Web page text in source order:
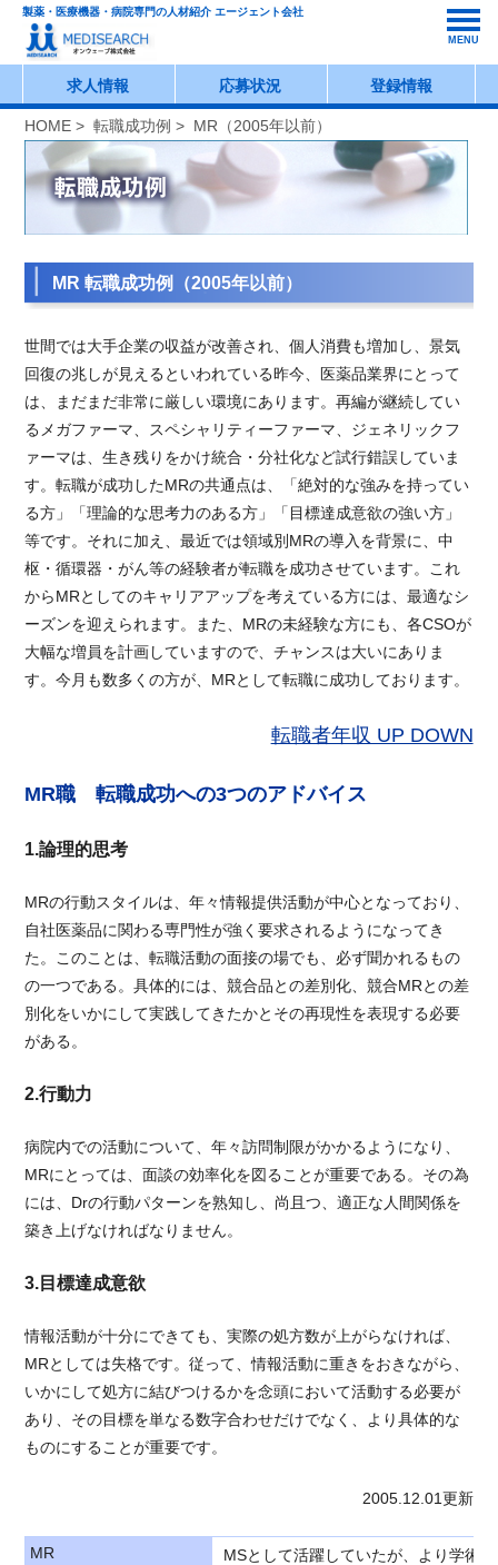
製薬・医療機器・病院専門の人材紹介 エージェント会社
MENU
求人情報 応募状況 登録情報
HOME >転職成功例 > MR（2005年以前）
MR 転職成功例（2005年以前）
世間では大手企業の収益が改善され、個人消費も増加し、景気
回復の兆しが見えるといわれている昨今、医薬品業界にとって
は、まだまだ非常に厳しい環境にあります。再編が継続してい
るメガファーマ、スペシャリティーファーマ、ジェネリックフ
ァーマは、生き残りをかけ統合・分社化など試行錯誤していま
す。転職が成功したMRの共通点は、「絶対的な強みを持ってい
る方」「理論的な思考力のある方」「目標達成意欲の強い方」
等です。それに加え、最近では領域別MRの導入を背景に、中
枢・循環器・がん等の経験者が転職を成功させています。これ
からMRとしてのキャリアアップを考えている方には、最適なシ
ーズンを迎えられます。また、MRの未経験な方にも、各CSOが
大幅な増員を計画していますので、チャンスは大いにありま
す。今月も数多くの方が、MRとして転職に成功しております。
転職者年収 UP DOWN
MR職 転職成功への3つのアドバイス
1.論理的思考
MRの行動スタイルは、年々情報提供活動が中心となっており、
自社医薬品に関わる専門性が強く要求されるようになってき
た。このことは、転職活動の面接の場でも、必ず聞かれるもの
の一つである。具体的には、競合品との差別化、競合MRとの差
別化をいかにして実践してきたかとその再現性を表現する必要
がある。
2.行動力
病院内での活動について、年々訪問制限がかかるようになり、
MRにとっては、面談の効率化を図ることが重要である。その為
には、Drの行動パターンを熟知し、尚且つ、適正な人間関係を
築き上げなければなりません。
3.目標達成意欲
情報活動が十分にできても、実際の処方数が上がらなければ、
MRとしては失格です。従って、情報活動に重きをおきながら、
いかにして処方に結びつけるかを念頭において活動する必要が
あり、その目標を単なる数字合わせだけでなく、より具体的な
ものにすることが重要です。
2005.12.01更新
MR
MSとして活躍していたが、より学術